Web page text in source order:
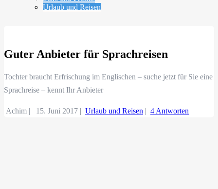
Urlaub und Reisen
Guter Anbieter für Sprachreisen
Tochter braucht Erfrischung im Englischen – suche jetzt für Sie eine
Sprachreise – kennt Ihr Anbieter
Achim | 15. Juni 2017 | Urlaub und Reisen | 4 Antworten